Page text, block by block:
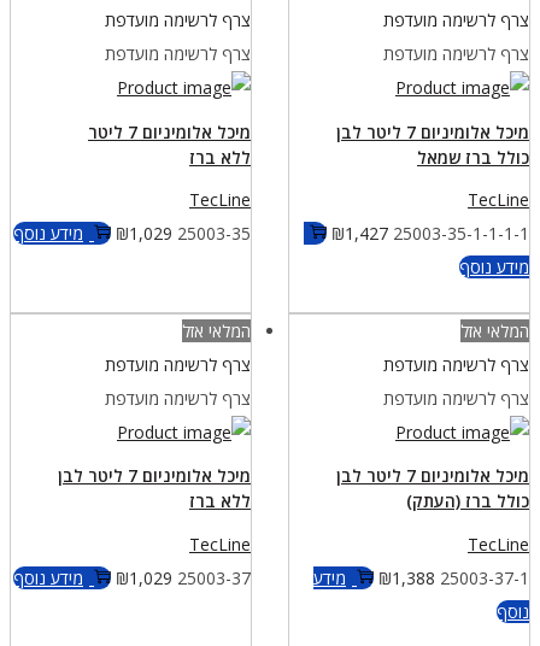
צרף לרשימה מועדפת
צרף לרשימה מועדפת
מיכל אלומיניום 7 ליטר לבן
כולל ברז שמאל
TecLine
25003-35-1-1-1-1
₪1,427
מידע נוסף
צרף לרשימה מועדפת
צרף לרשימה מועדפת
מיכל אלומיניום 7 ליטר
ללא ברז
TecLine
25003-35
₪1,029 מידע נוסף
המלאי אזל
צרף לרשימה מועדפת
צרף לרשימה מועדפת
מיכל אלומיניום 7 ליטר לבן
כולל ברז (העתק)
TecLine
25003-37-1
₪1,388
מידע
נוסף
המלאי אזל
צרף לרשימה מועדפת
צרף לרשימה מועדפת
מיכל אלומיניום 7 ליטר לבן
ללא ברז
TecLine
25003-37
₪1,029 מידע נוסף